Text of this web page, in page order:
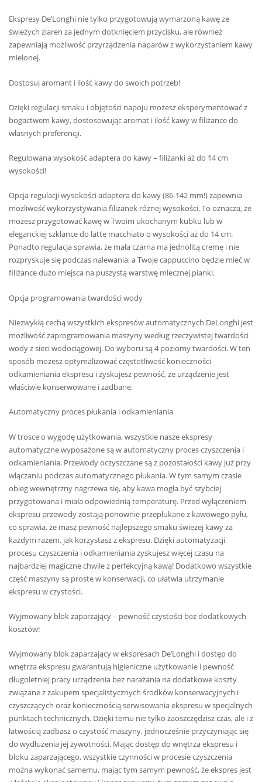
Ekspresy De’Longhi nie tylko przygotowują wymarzoną kawę ze
świeżych ziaren za jednym dotknięciem przycisku, ale również
zapewniają możliwość przyrządzenia naparów z wykorzystaniem kawy
mielonej.
Dostosuj aromant i ilość kawy do swoich potrzeb!
Dzięki regulacji smaku i objętości napoju możesz eksperymentować z
bogactwem kawy, dostosowując aromat i ilość kawy w filiżance do
własnych preferencji.
Regulowana wysokość adaptera do kawy – filiżanki aż do 14 cm
wysokości!
Opcja regulacji wysokości adaptera do kawy (86-142 mm!) zapewnia
możliwość wykorzystywania filiżanek różnej wysokości. To oznacza, że
możesz przygotować kawę w Twoim ukochanym kubku lub w
eleganckiej szklance do latte macchiato o wysokości aż do 14 cm.
Ponadto regulacja sprawia, że mała czarna ma jednolitą cremę i nie
rozpryskuje się podczas nalewania, a Twoje cappuccino będzie mieć w
filiżance dużo miejsca na puszystą warstwę mlecznej pianki.
Opcja programowania twardości wody
Niezwykłą cechą wszystkich ekspresów automatycznych DeLonghi jest
możliwość zaprogramowania maszyny według rzeczywistej twardości
wody z sieci wodociągowej. Do wyboru są 4 poziomy twardości. W ten
sposób możesz optymalizować częstotliwość konieczności
odkamieniania ekspresu i zyskujesz pewność, że urządzenie jest
właściwie konserwowane i zadbane.
Automatyczny proces płukania i odkamieniania
W trosce o wygodę użytkowania, wszystkie nasze ekspresy
automatyczne wyposażone są w automatyczny proces czyszczenia i
odkamieniania. Przewody oczyszczane są z pozostałości kawy już przy
włączaniu podczas automatycznego płukania. W tym samym czasie
obieg wewnętrzny nagrzewa się, aby kawa mogła być szybciej
przygotowana i miała odpowiednią temperaturę. Przed wyłączeniem
ekspresu przewody zostają ponownie przepłukane z kawowego pyłu,
co sprawia, że masz pewność najlepszego smaku świeżej kawy za
każdym razem, jak korzystasz z ekspresu. Dzięki automatyzacji
procesu czyszczenia i odkamieniania zyskujesz więcej czasu na
najbardziej magiczne chwile z perfekcyjną kawą! Dodatkowo wszystkie
część maszyny są proste w konserwacji, co ułatwia utrzymanie
ekspresu w czystości.
Wyjmowany blok zaparzający – pewność czystości bez dodatkowych
kosztów!
Wyjmowany blok zaparzający w ekspresach De’Longhi i dostęp do
wnętrza ekspresu gwarantują higieniczne użytkowanie i pewność
długoletniej pracy urządzenia bez narażania na dodatkowe koszty
związane z zakupem specjalistycznych środków konserwacyjnych i
czyszczących oraz koniecznością serwisowania ekspresu w specjalnych
punktach technicznych. Dzięki temu nie tylko zaoszczędzisz czas, ale i z
łatwością zadbasz o czystość maszyny, jednocześnie przyczyniając się
do wydłużenia jej żywotności. Mając dostęp do wnętrza ekspresu i
bloku zaparzającego, wszystkie czynności w procesie czyszczenia
można wykonać samemu, mając tym samym pewność, że ekspres jest